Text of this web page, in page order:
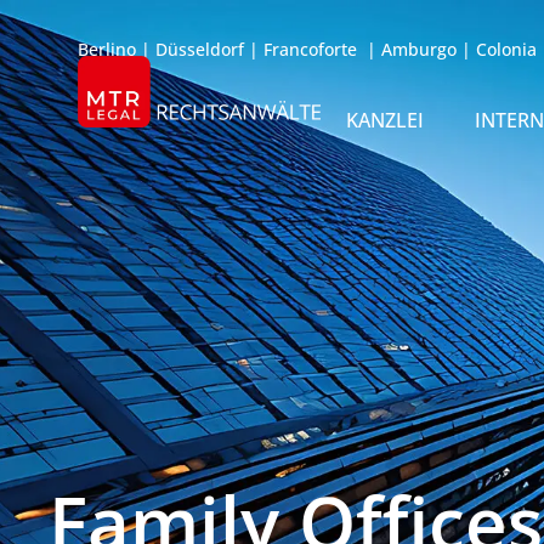
Berlino | Düsseldorf| Francoforte | Amburgo | Colonia
KANZLEI
ÜBER UNS
TEAM
OFFICES
REFERENZEN
INTERNATIONAL
Family Offices